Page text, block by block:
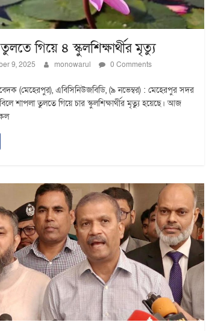
গিয়ে ৪ স্কুলশিক্ষার্থীর মৃত্যু
9, 2025 monowarul 0 Comments
(মেহেরপুর), এবিসিনিউজবিডি, (৯ নভেম্বর) : মেহেরপুর সদর
শাপলা তুলতে গিয়ে চার স্কুলশিক্ষার্থীর মৃত্যু হয়েছে। আজ